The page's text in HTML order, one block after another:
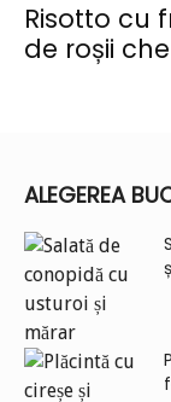
Risotto cu
de roșii
ALEGEREA